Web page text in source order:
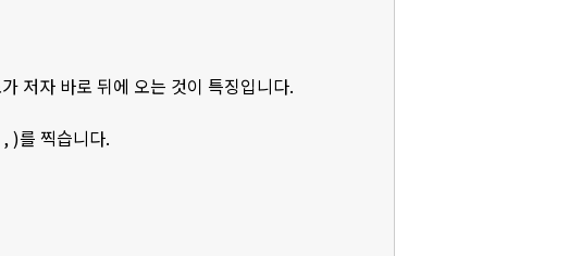
저자 바로 뒤에 오는 것이 특징입니다.
)를 찍습니다.